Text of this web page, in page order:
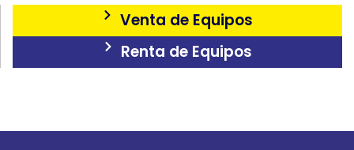
Venta de Equipos
Renta de Equipos